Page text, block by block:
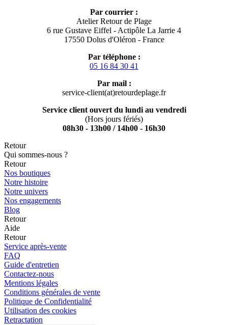
Par courrier :
Atelier Retour de Plage
6 rue Gustave Eiffel - Actipôle La Jarrie 4
17550 Dolus d'Oléron - France
Par téléphone :
05 16 84 30 41
Par mail :
service-client(at)retourdeplage.fr
Service client ouvert du lundi au vendredi
(Hors jours fériés)
08h30 - 13h00 / 14h00 - 16h30
Retour
Qui sommes-nous ?
Retour
Nos boutiques
Notre histoire
Notre univers
Nos engagements
Blog
Retour
Aide
Retour
Service après-vente
FAQ
Guide d'entretien
Contactez-nous
Mentions légales
Conditions générales de vente
Politique de Confidentialité
Utilisation des cookies
Retractation